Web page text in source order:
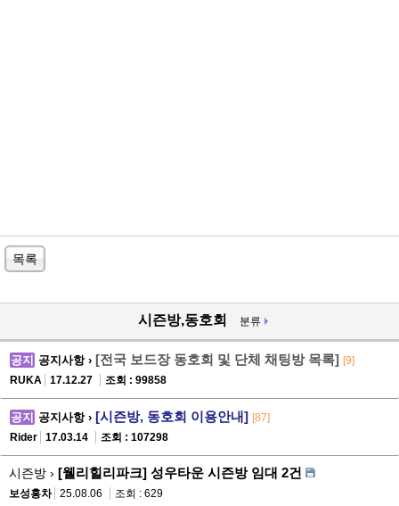
목록
시즌방,동호회 분류
공지 공지사항 › [전국 보드장 동호회 및 단체 채팅방 목록] [9]
RUKA
17.12.27 조회 : 99858
공지 공지사항 › [시즌방, 동호회 이용안내] [87]
Rider
17.03.14 조회 : 107298
시즌방 › [웰리힐리파크] 성우타운 시즌방 임대 2건
보성홍차 25.08.06 조회 : 629